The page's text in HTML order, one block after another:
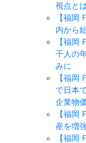
視点と
【福岡
内から
【福岡
千人の
みに
【福岡
で日本
企業物
【福岡
産を増
【福岡